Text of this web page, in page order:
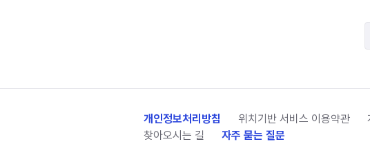
개인정보처리방침 위치기반 서비스 이용약관
찾아오시는 길
자주 묻는 질문